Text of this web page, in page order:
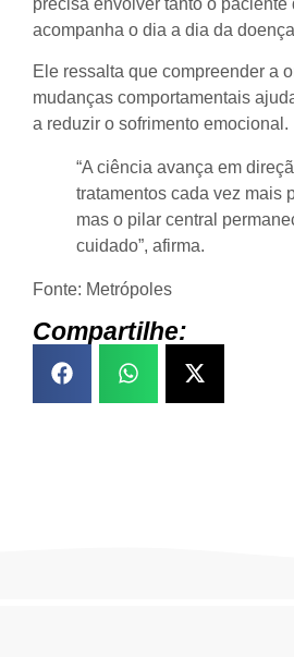
acompanha o dia a dia da
Ele ressalta que compreender a
mudanças comportamentais
a reduzir o sofrimento emocional.
“A ciência avança em
tratamentos cada vez mais
mas o pilar central
cuidado”, afirma.
Fonte: Metrópoles
Compartilhe: